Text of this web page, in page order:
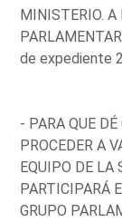
MINISTERIO. A
de expediente
- PARA QUE
PROCEDER A
EQUIPO DE LA
PARTICIPARÁ
GRUPO